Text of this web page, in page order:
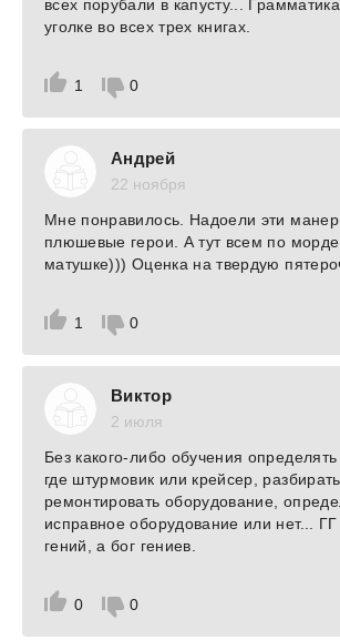
1 0
всех порубали в капусту...
уголке во всех трех книгах.
Андрей
22 ноября
1 0
Мне понравилось. Надоели эти
плюшевые герои. А тут всем по
матушке))) Оценка на твердую
Виктор
2 июля
0 0
Без какого-либо обучения определять
где штурмовик или крейсер,
ремонтировать оборудование,
исправное оборудование или нет...
гений, а бог гениев.